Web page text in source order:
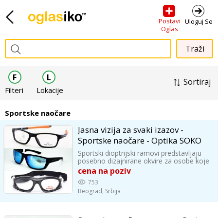
Postavi
Oglas
Uloguj Se
Sortiraj
F
Filteri
L
Lokacije
Sportske naočare
Jasna vizija za svaki izazov -
Sportske naočare - Optika SOKO
Sportski dioptrijski ramovi predstavljaju
posebno dizajnirane okvire za osobe koje
se bave sportom, a pritom imaju potrebu
za korekcijom vida. Njihova konstrukcija
omogućava udobnost, čvrstoću i
stabilnost tokom različitih fizičkih
prilagođeni su aktivnom načinu života, jer
cena na poziv
753
Beograd, Srbija